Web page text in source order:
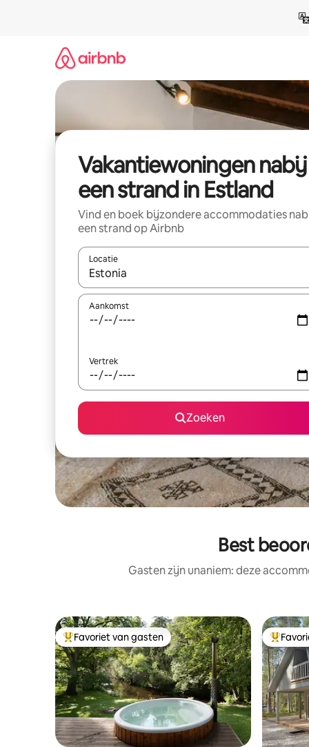
Vakantiewoningen nabij
een strand in Estland
Vind en boek bijzondere accommodaties
een strand op Airbnb
Locatie
Wanneer er suggesties beschikbaar zijn, maak
Aankomst
Vertrek
Zoeken
Best
Gasten zijn unaniem: deze
Topfavoriet van gasten
Favoriet van gasten